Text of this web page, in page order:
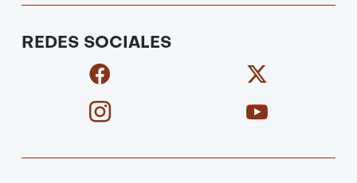
REDES SOCIALES
F
a
c
b
X
t
i
I
c
o
-
I
o
-